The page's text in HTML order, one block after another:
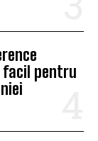
facil pentru